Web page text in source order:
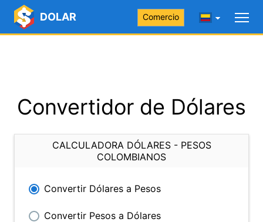
DOLAR Comercio
Convertidor de Dólares
CALCULADORA DÓLARES - PESOS
COLOMBIANOS
Convertir Dólares a Pesos
Convertir Pesos a Dólares